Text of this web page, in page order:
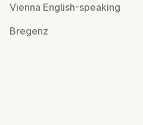
Vienna English-speaking
Bregenz